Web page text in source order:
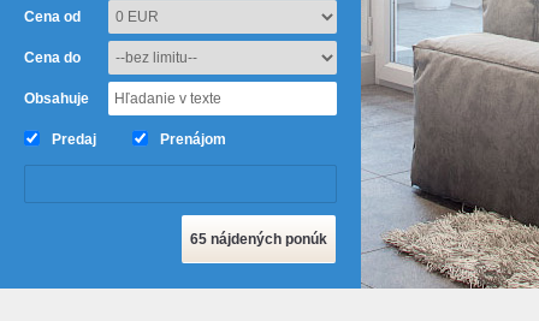
Cena od
Cena do
Obsahuje
Predaj Prenájom